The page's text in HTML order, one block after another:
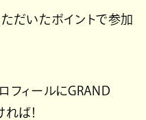
ただいたポイントで参加
フィールにGRAND
ば！